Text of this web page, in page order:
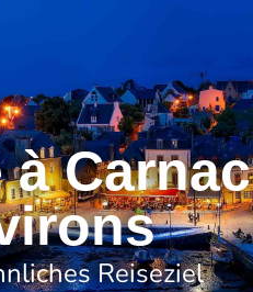
à Carnac
Reiseziel